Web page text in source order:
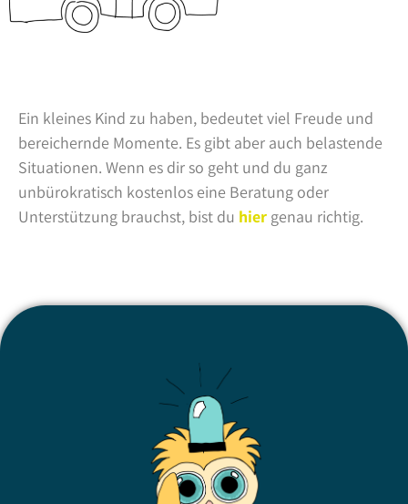
Ein kleines Kind zu haben, bedeutet viel Freude und
bereichernde Momente. Es gibt aber auch belastende
Situationen. Wenn es dir so geht und du ganz
unbürokratisch kostenlos eine Beratung oder
Unterstützung brauchst, bist du hier genau richtig.